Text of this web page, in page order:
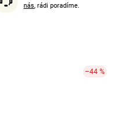
nás, rádi poradíme.
–44 %